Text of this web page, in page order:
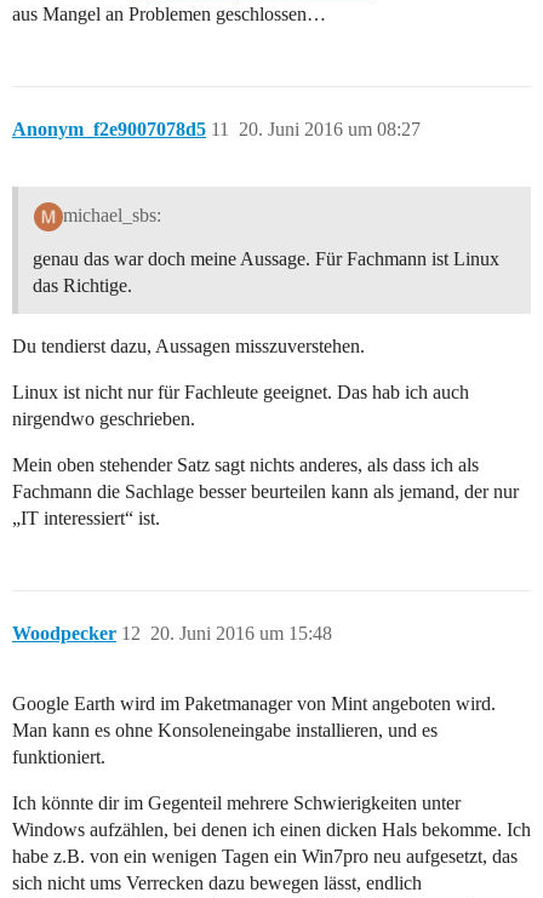
aus Mangel an Problemen geschlossen…
Anonym_f2e9007078d5 20. Juni 2016 um 08:27
11
michael_sbs:
genau das war doch meine Aussage. Für Fachmann ist Linux
das Richtige.
Du tendierst dazu, Aussagen misszuverstehen.
Linux ist nicht nur für Fachleute geeignet. Das hab ich auch
nirgendwo geschrieben.
Mein oben stehender Satz sagt nichts anderes, als dass ich als
Fachmann die Sachlage besser beurteilen kann als jemand, der nur
„IT interessiert“ ist.
Woodpecker 20. Juni 2016 um 15:48
12
Google Earth wird im Paketmanager von Mint angeboten wird.
Man kann es ohne Konsoleneingabe installieren, und es
funktioniert.
Ich könnte dir im Gegenteil mehrere Schwierigkeiten unter
Windows aufzählen, bei denen ich einen dicken Hals bekomme. Ich
habe z.B. von ein wenigen Tagen ein Win7pro neu aufgesetzt, das
sich nicht ums Verrecken dazu bewegen lässt, endlich